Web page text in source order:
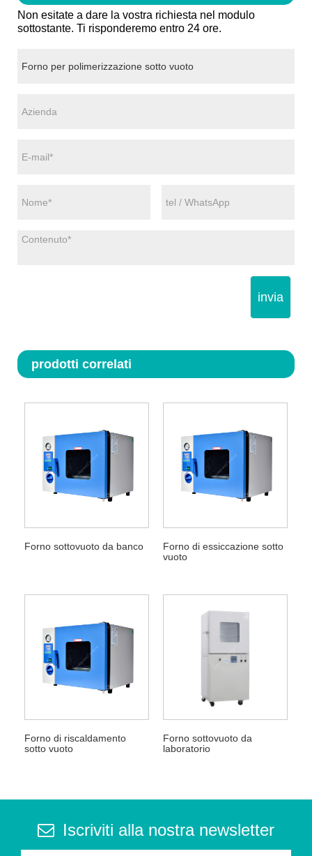
Non esitate a dare la vostra richiesta nel modulo
sottostante. Ti risponderemo entro 24 ore.
invia
prodotti correlati
Forno sottovuoto da banco
Forno di essiccazione sotto
vuoto
Forno di riscaldamento
sotto vuoto
Forno sottovuoto da
laboratorio
Iscriviti alla nostra newsletter